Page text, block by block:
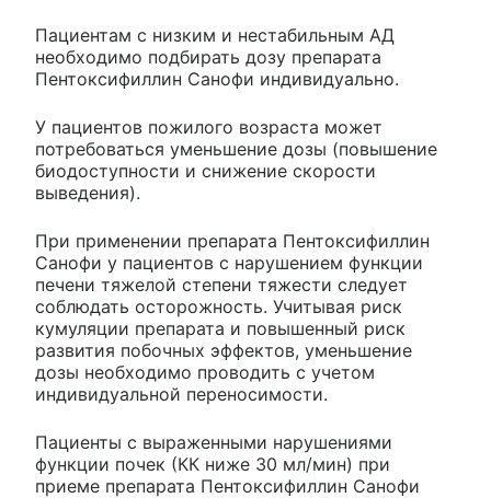
Пациентам с низким и нестабильным АД
необходимо подбирать дозу препарата
Пентоксифиллин Санофи индивидуально.
У пациентов пожилого возраста может
потребоваться уменьшение дозы (повышение
биодоступности и снижение скорости
выведения).
При применении препарата Пентоксифиллин
Санофи у пациентов с нарушением функции
печени тяжелой степени тяжести следует
соблюдать осторожность. Учитывая риск
кумуляции препарата и повышенный риск
развития побочных эффектов, уменьшение
дозы необходимо проводить с учетом
индивидуальной переносимости.
Пациенты с выраженными нарушениями
функции почек (КК ниже 30 мл/мин) при
приеме препарата Пентоксифиллин Санофи